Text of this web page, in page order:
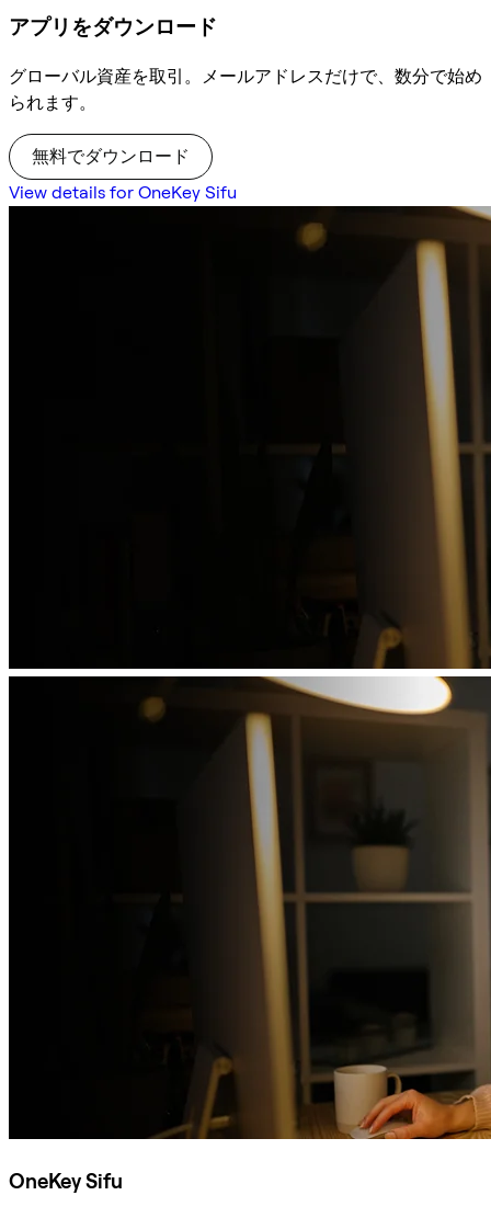
アプリをダウンロード
グローバル資産を取引。メールアドレスだけで、数分で始め
られます。
無料でダウンロード
View details for OneKey Sifu
OneKey Sifu